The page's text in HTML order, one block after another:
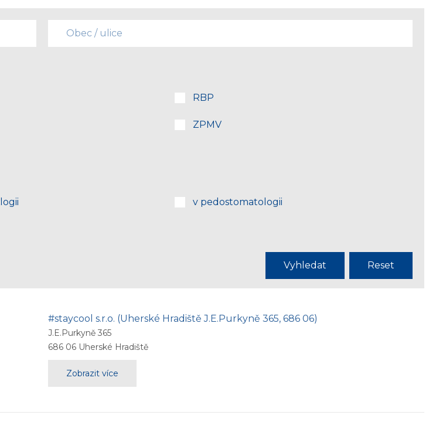
RBP
ZPMV
v pedostomatologii
Vyhledat Reset
#staycool s.r.o. (Uherské Hradiště J.E.Purkyně 365, 686 06)
J.E.Purkyně 365
686 06 Uherské Hradiště
Zobrazit více